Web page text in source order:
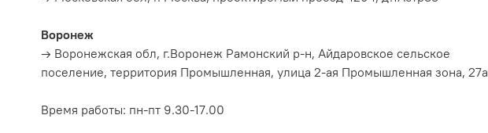
Воронеж
→ Воронежская обл, г.Воронеж Рамонский р-н, Айдаровское сельское
поселение, территория Промышленная, улица 2-ая Промышленная зона, 27а
Время работы: пн-пт 9.30-17.00